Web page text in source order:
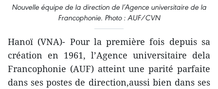
Nouvelle équipe de la direction de l’Agence universitaire de la
Francophonie. Photo : AUF/CVN
Hanoï (VNA)- Pour la première fois depuis sa
création en 1961, l’Agence universitaire dela
Francophonie (AUF) atteint une parité parfaite
dans ses postes de direction,aussi bien dans ses